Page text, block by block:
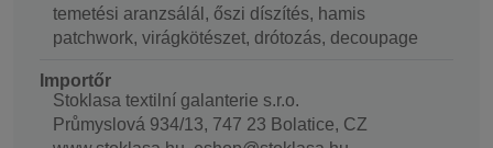
temetési aranzsálál, őszi díszítés, hamis
patchwork, virágkötészet, drótozás, decoupage
Importőr
Stoklasa textilní galanterie s.r.o.
Průmyslová 934/13, 747 23 Bolatice, CZ